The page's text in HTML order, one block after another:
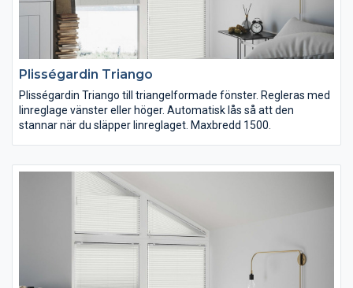
Plisségardin Triango
Plisségardin Triango till triangelformade fönster. Regleras med
linreglage vänster eller höger. Automatisk lås så att den
stannar när du släpper linreglaget. Maxbredd 1500.